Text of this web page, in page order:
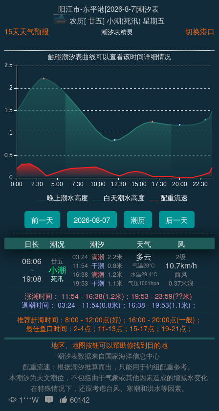
阳江市-东平港[2026-8-7]潮汐表
农历[ 廿五] 小潮(死汛) 星期五
切换港口
潮汐表精灵
15天天气预报
触碰潮汐表曲线可以查看该时间详细情况
晚上潮水高度 白天潮水高度 配重流速
前一天 2026-08-07 潮历 后一天
日长 潮况 潮汐 天气 风
06:06
~
19:08
廿五
小潮
死汛
03:24 满潮 2.2米
11:54 干潮 0.8米
16:38 满潮 1.2米
19:53 干潮 1.1米
多云
气温28°C
水温29.4°C
气压1001hpa
2级
10.7km/h
西风
0.37米浪
涨潮时间： 11:54 - 16:38(1.2米)；19:53 - 23:59(??米)
退潮时间： 03:24 - 11:54(0.8米)；16:38 - 19:53(1.1米)；
推荐赶海时间：8:00 - 12:00点(好)；16:00 - 20:00点(一般)；
最佳鱼口时间：2-4点；11-13点；15-17点；19-21点；
地区、地图按钮可以帮助你找到目的地
潮汐表数据来自国家海洋信息中心
配重流速：根据潮汐推算而出，只能用于钓组配重参考。
本潮汐为天文潮位，不包括由于气象或其他因素造成的增减水变化
在特殊情况下，还应考虑台风、寒潮和洪水等因素。
1***W 60142